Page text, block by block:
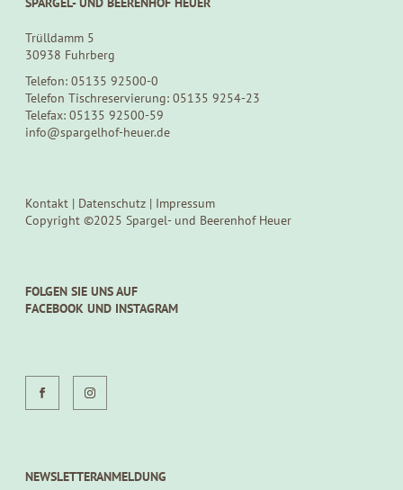
Trülldamm 5
30938 Fuhrberg
Telefon: 05135 92500-0
Telefon Tischreservierung: 05135 9254-23
Telefax: 05135 92500-59
info@spargelhof-heuer.de
Kontakt | Datenschutz | Impressum
Copyright ©2025 Spargel- und Beerenhof Heuer
FOLGEN SIE UNS AUF
FACEBOOK UND INSTAGRAM
NEWSLETTERANMELDUNG